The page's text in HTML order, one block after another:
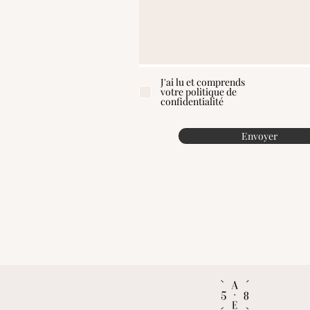
J'ai lu et comprends
votre politique de
confidentialité
Envoyer